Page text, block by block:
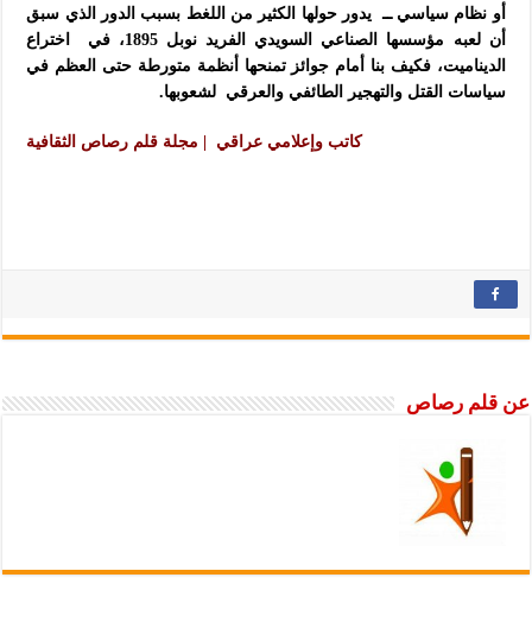
أو نظام سياسي ــ يدور حولها الكثير من اللغط بسبب الدور الذي سبق
أن لعبه مؤسسها الصناعي السويدي الفريد نوبل 1895، في اختراع
الديناميت، فكيف بنا أمام جوائز تمنحها أنظمة متورطة حتى العظم في
سياسات القتل والتهجير الطائفي والعرقي لشعوبها.
كاتب وإعلامي عراقي | مجلة قلم رصاص الثقافية
عن قلم رصاص